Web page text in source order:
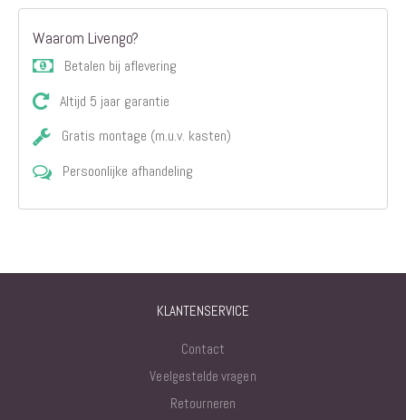
Waarom Livengo?
Betalen bij aflevering
Altijd 5 jaar garantie
Gratis montage (m.u.v. kasten)
Persoonlijke afhandeling
KLANTENSERVICE
Contact
Veelgestelde vragen
Retourneren